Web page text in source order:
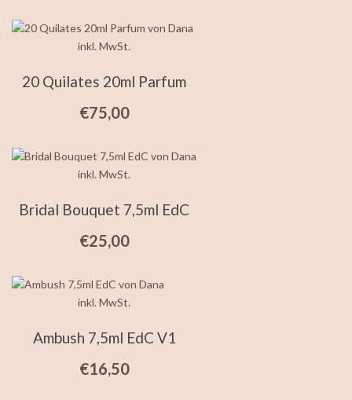
inkl. MwSt.
20 Quilates 20ml Parfum
€75,00
inkl. MwSt.
Bridal Bouquet 7,5ml EdC
€25,00
inkl. MwSt.
Ambush 7,5ml EdC V1
€16,50